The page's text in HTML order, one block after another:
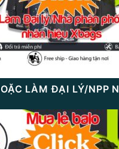
LÀM ĐẠI LÝ/NPP